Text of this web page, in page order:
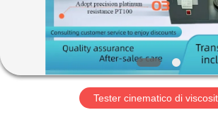
CIRCA
GIRO
Tester cinematico di